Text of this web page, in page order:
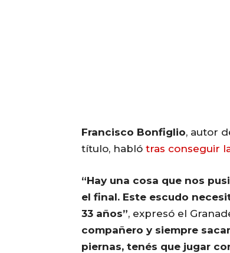
Francisco Bonfiglio, autor
título, habló tras conseguir
“Hay una cosa que nos
el final. Este escudo
33 años”, expresó el
compañero y siempre
piernas, tenés que jugar